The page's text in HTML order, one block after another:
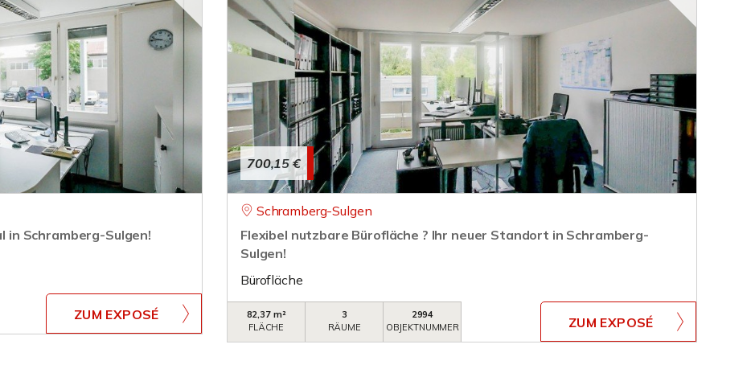
in Schramberg-Sulgen!
ZUM EXPOSÉ
700,15 €
Schramberg-Sulgen
Flexibel nutzbare Bürofläche ? Ihr neuer Standort in Schramberg-
Sulgen!
Bürofläche
82,37 m²
FLÄCHE
3
RÄUME
2994
OBJEKTNUMMER
ZUM EXPOSÉ